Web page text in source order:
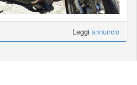
Leggi annuncio